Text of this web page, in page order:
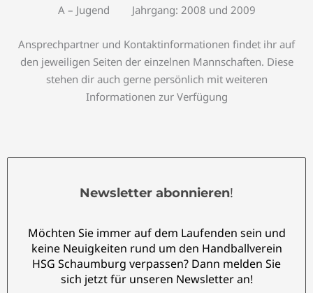
A – Jugend Jahrgang: 2008 und 2009
Ansprechpartner und Kontaktinformationen findet ihr auf
den jeweiligen Seiten der einzelnen Mannschaften. Diese
stehen dir auch gerne persönlich mit weiteren
Informationen zur Verfügung
Newsletter abonnieren!
Möchten Sie immer auf dem Laufenden sein und
keine Neuigkeiten rund um den Handballverein
HSG Schaumburg verpassen? Dann melden Sie
sich jetzt für unseren Newsletter an!